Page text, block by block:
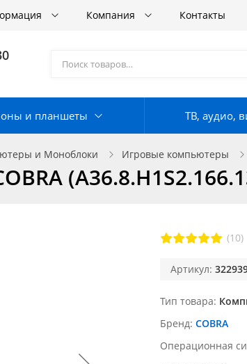
Компания Контакты
и планшеты ТВ, аудио,
и Моноблоки Игровые компьютеры
(10)
Артикул:
Тип товара
Бренд COBRA
Операционная